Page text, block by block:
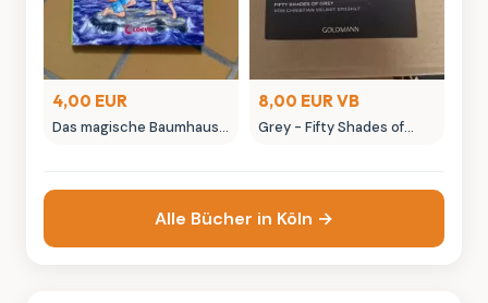
4,00 EUR
Das magische Baumhaus -
8,00 EUR VB
Grey - Fifty Shades of
Alle Bücher in Köln →